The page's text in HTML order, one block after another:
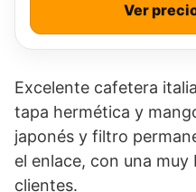
Ver
Excelente cafetera
tapa hermética y
japonés y filtro
el enlace, con una
clientes.